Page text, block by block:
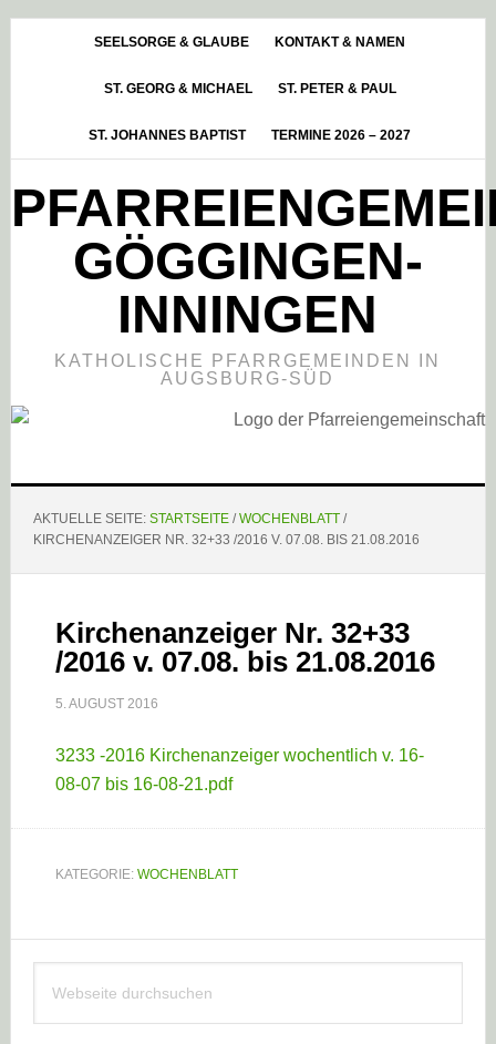
HauptsidebarSEELSORGE & GLAUBE KONTAKT & NAMEN
ST. GEORG & MICHAEL ST. PETER & PAUL
ST. JOHANNES BAPTIST TERMINE 2026 – 2027
GÖGGINGEN-
INNINGEN
KATHOLISCHE PFARRGEMEINDEN IN
AUGSBURG-SÜD
AKTUELLE SEITE: STARTSEITE / WOCHENBLATT /
KIRCHENANZEIGER NR. 32+33 /2016 V. 07.08. BIS 21.08.2016
Kirchenanzeiger Nr. 32+33
/2016 v. 07.08. bis 21.08.2016
5. AUGUST 2016
3233 -2016 Kirchenanzeiger wochentlich v. 16-
08-07 bis 16-08-21.pdf
KATEGORIE: WOCHENBLATT
Haupt-
Sidebar
durchsuchen